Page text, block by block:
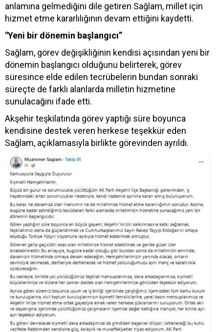
anlamına gelmediğini dile getiren Sağlam, millet için
hizmet etme kararlılığının devam ettiğini kaydetti.
"Yeni bir dönemin başlangıcı”
Sağlam, görev değişikliğinin kendisi açısından yeni bir
dönemin başlangıcı olduğunu belirterek, görev
süresince elde edilen tecrübelerin bundan sonraki
süreçte de farklı alanlarda milletin hizmetine
sunulacağını ifade etti.
Akşehir teşkilatında görev yaptığı süre boyunca
kendisine destek veren herkese teşekkür eden
Sağlam, açıklamasıyla birlikte görevinden ayrıldı.